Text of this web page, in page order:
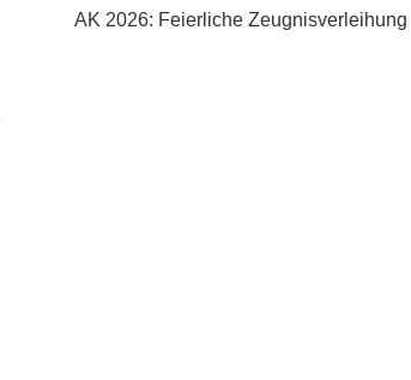
AK 2026: Feierliche Zeugnisverleihung